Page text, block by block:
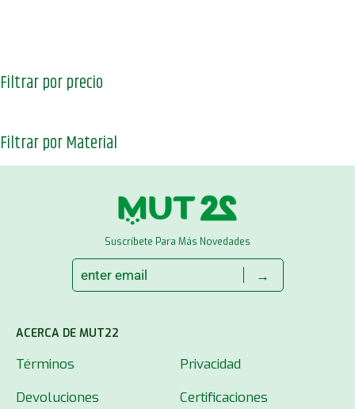
Filtrar por precio
Filtrar por Material
Suscríbete Para Más Novedades
→
ACERCA DE MUT22
Términos
Privacidad
Devoluciones
Certificaciones